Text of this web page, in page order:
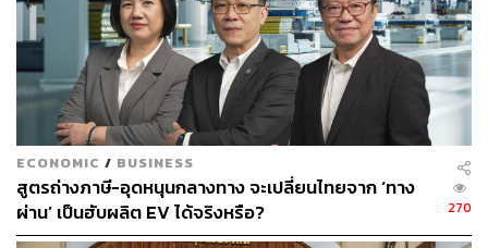
ECONOMIC / BUSINESS
สูตรถ่างภาษี-อุดหนุนกลางทาง จะเปลี่ยนไทยจาก ‘ทาง
ผ่าน’ เป็นฮับผลิต EV ได้จริงหรือ?
270